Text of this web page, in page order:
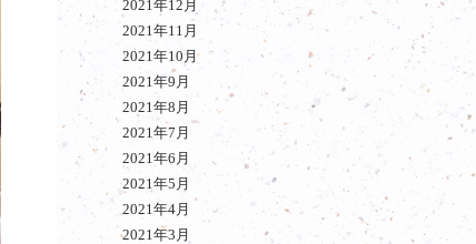
2021年12月
2021年11月
2021年10月
2021年9月
2021年8月
2021年7月
2021年6月
2021年5月
2021年4月
2021年3月